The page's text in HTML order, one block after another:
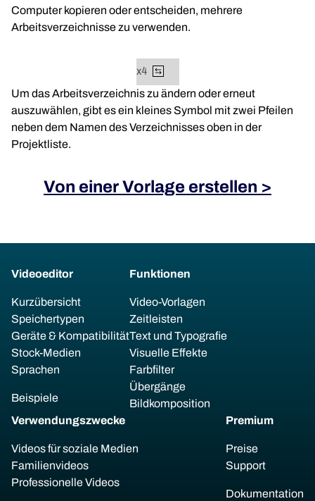
Computer kopieren oder entscheiden, mehrere
Arbeitsverzeichnisse zu verwenden.
Um das Arbeitsverzeichnis zu ändern oder erneut
auszuwählen, gibt es ein kleines Symbol mit zwei Pfeilen
neben dem Namen des Verzeichnisses oben in der
Projektliste.
Von einer Vorlage erstellen >
Videoeditor
Kurzübersicht
Speichertypen
Geräte & Kompatibilität
Stock-Medien
Sprachen
Beispiele
Funktionen
Video-Vorlagen
Zeitleisten
Text und Typografie
Visuelle Effekte
Farbfilter
Übergänge
Bildkomposition
Verwendungszwecke
Videos für soziale Medien
Familienvideos
Professionelle Videos
Premium
Preise
Support
Dokumentation